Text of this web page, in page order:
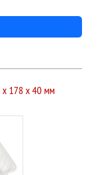
x 178 x 40 мм